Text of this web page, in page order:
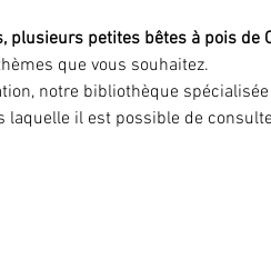
plusieurs petites bêtes à pois de
que vous souhaitez.
notre bibliothèque
laquelle il est possible de